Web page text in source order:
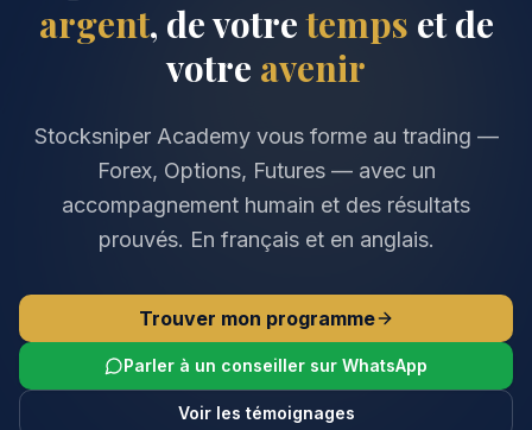
argent, de votretemps et de
votre avenir
Stocksniper Academy vous forme au trading —
Forex, Options, Futures — avec un
accompagnement humain et des résultats
prouvés. En français et en anglais.
Trouver mon programme
Parler à un conseiller sur WhatsApp
Voir les témoignages